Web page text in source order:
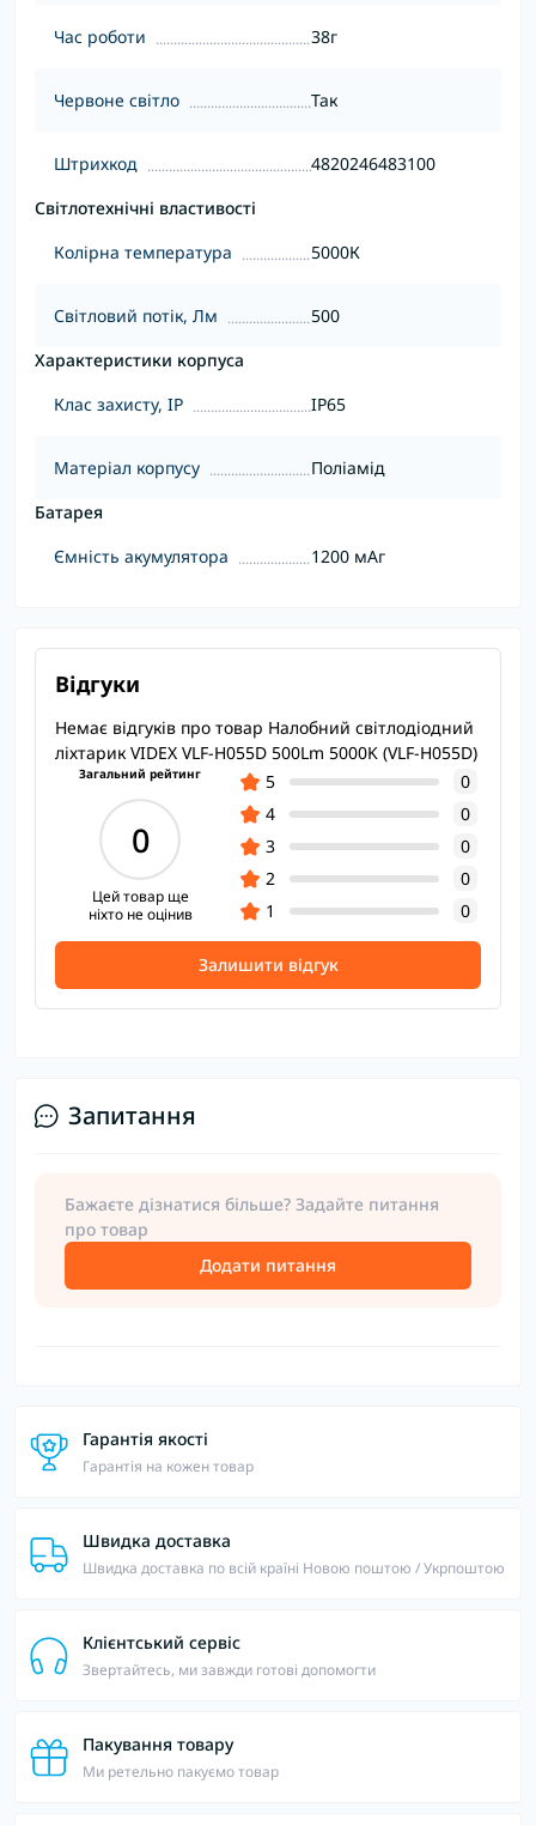
Час роботи 38г
Червоне світло Так
Штрихкод
4820246483100
Світлотехнічні властивості
Колірна температура
5000К
Світловий потік, Лм
500
Характеристики корпуса
Клас захисту, IP
IP65
Матеріал корпусу
Поліамід
Батарея
Ємність акумулятора
1200 мАг
Відгуки
Немає відгуків про товар Налобний світлодіодний
ліхтарик VIDEX VLF-H055D 500Lm 5000K (VLF-H055D)
Загальний рейтинг
0
Цей товар ще
ніхто не оцінив
5
0
4
0
3
0
2
0
1
0
Залишити відгук
Запитання
Бажаєте дізнатися більше? Задайте питання
про товар
Додати питання
Гарантія якості
Гарантія на кожен товар
Швидка доставка
Швидка доставка по всій країні Новою поштою / Укрпоштою
Клієнтський сервіс
Звертайтесь, ми завжди готові допомогти
Пакування товару
Ми ретельно пакуємо товар